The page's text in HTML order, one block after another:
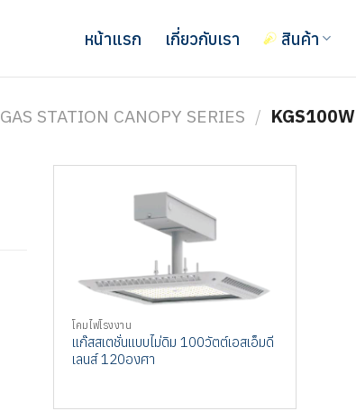
หน้าแรก เกี่ยวกับเรา สินค้า
GAS STATION CANOPY SERIES / KGS100W
โคมไฟโรงงาน
แก๊สสเตชั่นแบบไม่ดิม 100วัตต์เอสเอ็มดี
เลนส์ 120องศา